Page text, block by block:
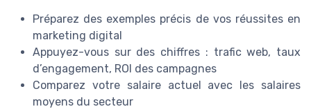
Préparez des exemples précis de vos réussites en
marketing digital
Appuyez-vous sur des chiffres : trafic web, taux
d’engagement, ROI des campagnes
Comparez votre salaire actuel avec les salaires
moyens du secteur